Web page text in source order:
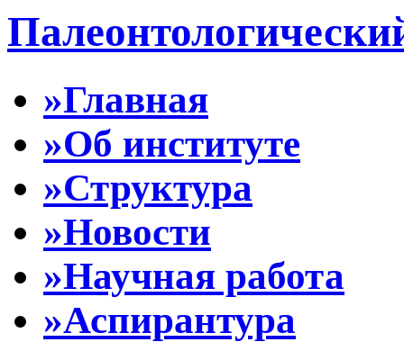
»Главная
»Об институте
»Структура
»Новости
»Научная работа
»Аспирантура